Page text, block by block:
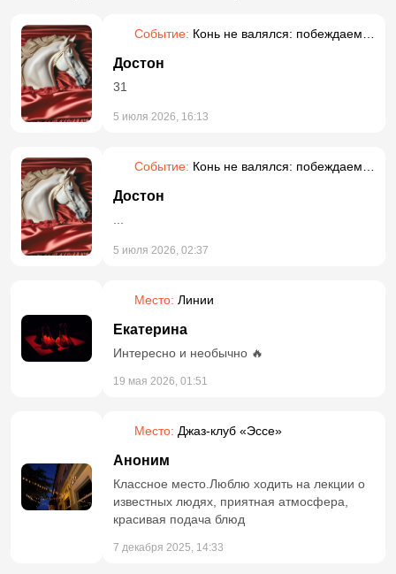
Событие: Конь не валялся: побеждаем
Достон
31
5 июля 2026, 16:13
Событие: Конь не валялся: побеждаем
Достон
5 июля 2026, 02:37
Место: Линии
Екатерина
Интересно и необычно 🔥
19 мая 2026, 01:51
Место: Джаз-клуб «Эссе»
Аноним
Классное место.Люблю ходить на лекции о
известных людях, приятная атмосфера,
красивая подача блюд
7 декабря 2025, 14:33